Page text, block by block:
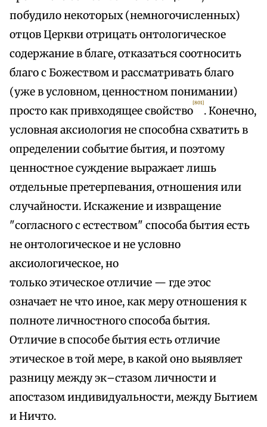
побудило некоторых (немногочисленных)
отцов Церкви отрицать онтологическое
содержание в благе, отказаться соотносить
благо с Божеством и рассматривать благо
(уже в условном, ценностном понимании)
просто как привходящее свойство
[801]
. Конечно,
условная аксиология не способна схватить в
определении событие бытия, и поэтому
ценностное суждение выражает лишь
отдельные претерпевания, отношения или
случайности. Искажение и извращение
"согласного с естеством" способа бытия есть
не онтологическое и не условно
аксиологическое, но
только этическое отличие — где этос
означает не что иное, как меру отношения к
полноте личностного способа бытия.
Отличие в способе бытия есть отличие
этическое в той мере, в какой оно выявляет
разницу между эк–стазом личности и
апостазом индивидуальности, между Бытием
и Ничто.